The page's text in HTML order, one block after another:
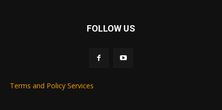
FOLLOW US
Terms and Policy Services